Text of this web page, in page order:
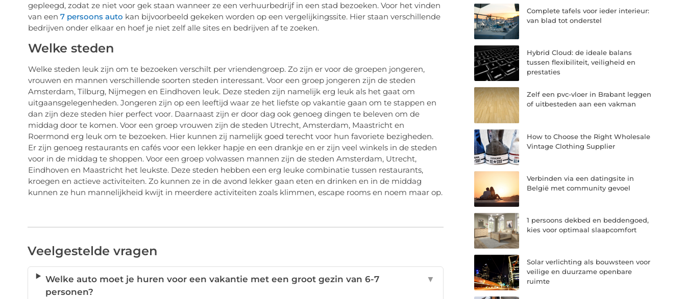
gepleegd, zodat ze niet voor gek staan wanneer ze een verhuurbedrijf in een stad bezoeken. Voor het vinden
van een 7 persoons auto kan bijvoorbeeld gekeken worden op een vergelijkingssite. Hier staan verschillende
bedrijven onder elkaar en hoef je niet zelf alle sites en bedrijven af te zoeken.
Welke steden
Welke steden leuk zijn om te bezoeken verschilt per vriendengroep. Zo zijn er voor de groepen jongeren,
vrouwen en mannen verschillende soorten steden interessant. Voor een groep jongeren zijn de steden
Amsterdam, Tilburg, Nijmegen en Eindhoven leuk. Deze steden zijn namelijk erg leuk als het gaat om
uitgaansgelegenheden. Jongeren zijn op een leeftijd waar ze het liefste op vakantie gaan om te stappen en
dan zijn deze steden hier perfect voor. Daarnaast zijn er door dag ook genoeg dingen te beleven om de
middag door te komen. Voor een groep vrouwen zijn de steden Utrecht, Amsterdam, Maastricht en
Roermond erg leuk om te bezoeken. Hier kunnen zij namelijk goed terecht voor hun favoriete bezigheden.
Er zijn genoeg restaurants en cafés voor een lekker hapje en een drankje en er zijn veel winkels in de steden
voor in de middag te shoppen. Voor een groep volwassen mannen zijn de steden Amsterdam, Utrecht,
Eindhoven en Maastricht het leukste. Deze steden hebben een erg leuke combinatie tussen restaurants,
kroegen en actieve activiteiten. Zo kunnen ze in de avond lekker gaan eten en drinken en in de middag
kunnen ze hun mannelijkheid kwijt in meerdere activiteiten zoals klimmen, escape rooms en noem maar op.
Veelgestelde vragen
Welke auto moet je huren voor een vakantie met een groot gezin van 6-7
personen?
▼
Complete tafels voor ieder interieur:
van blad tot onderstel
Hybrid Cloud: de ideale balans
tussen flexibiliteit, veiligheid en
prestaties
Zelf een pvc-vloer in Brabant leggen
of uitbesteden aan een vakman
How to Choose the Right Wholesale
Vintage Clothing Supplier
Verbinden via een datingsite in
België met community gevoel
1 persoons dekbed en beddengoed,
kies voor optimaal slaapcomfort
Solar verlichting als bouwsteen voor
veilige en duurzame openbare
ruimte